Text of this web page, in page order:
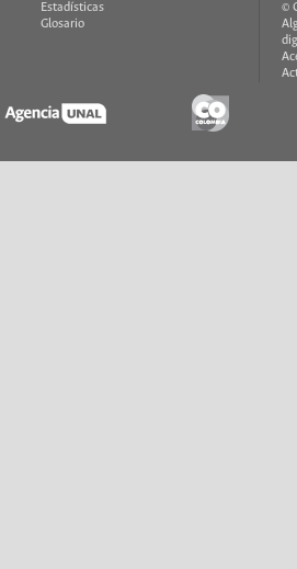
Estadísticas
Glosario
©